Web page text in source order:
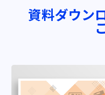
資料ダウン